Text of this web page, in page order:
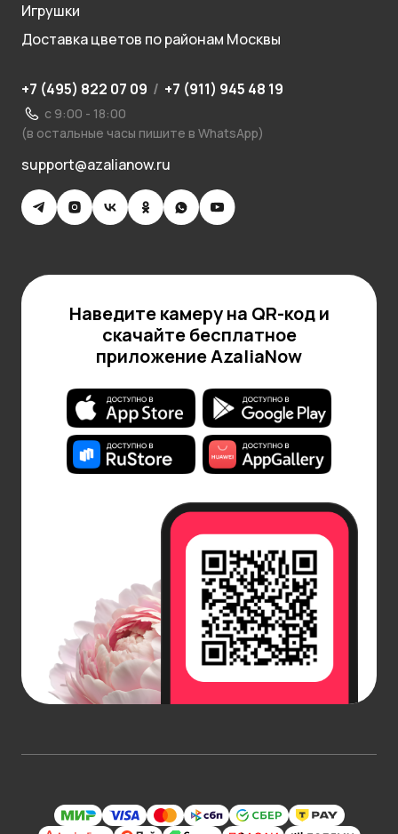
Игрушки
Доставка цветов по районам Москвы
+7 (495) 822 07 09 / +7 (911) 945 48 19
с 9:00 - 18:00
(в остальные часы пишите в WhatsApp)
support@azalianow.ru
Наведите камеру на QR-код и
скачайте бесплатное
приложение AzaliaNow